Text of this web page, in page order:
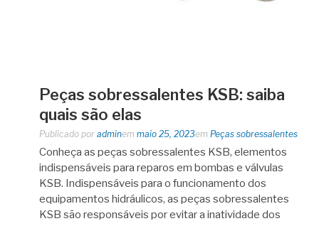
Peças sobressalentes KSB: saiba
quais são elas
Publicado por adminem maio 25, 2023em Peças sobressalentes
Conheça as peças sobressalentes KSB, elementos
indispensáveis para reparos em bombas e válvulas
KSB. Indispensáveis para o funcionamento dos
equipamentos hidráulicos, as peças sobressalentes
KSB são responsáveis por evitar a inatividade dos